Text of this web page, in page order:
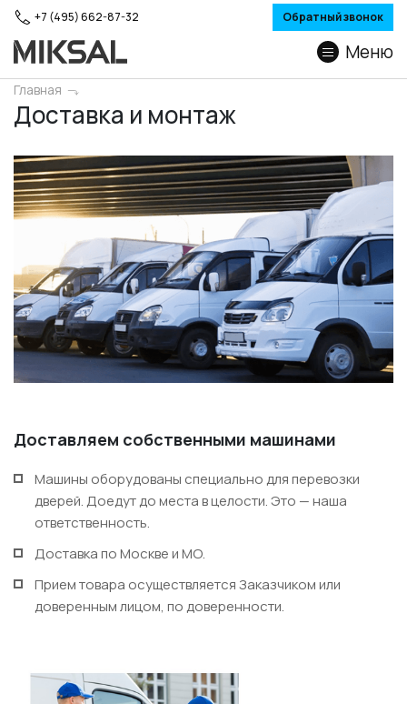
+7 (495) 662-87-32 Обратный звонок
Меню
Главная
Доставка и монтаж
Доставляем собственными машинами
Машины оборудованы специально для перевозки
дверей. Доедут до места в целости. Это — наша
ответственность.
Доставка по Москве и МО.
Прием товара осуществляется Заказчиком или
доверенным лицом, по доверенности.
salon@miksal.ru
Белорусская
г. Москва, ул. Бутырский Вал, д. 32
пн-сб 10:00 - 20:00 (вс 10:00 - 19:00)
(9.05 -выходной)
Телефон: +7 495 662-87-32
Email:salon@miksal.ru